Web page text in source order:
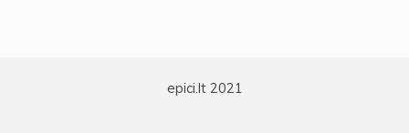
epici.lt 2021